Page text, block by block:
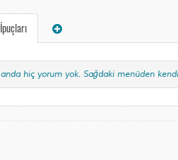
hiç yorum yok. Sağdaki menüden